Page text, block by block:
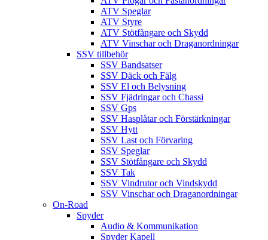
ATV Speglar
ATV Styre
ATV Stötfångare och Skydd
ATV Vinschar och Draganordningar
SSV tillbehör
SSV Bandsatser
SSV Däck och Fälg
SSV El och Belysning
SSV Fjädringar och Chassi
SSV Gps
SSV Hasplåtar och Förstärkningar
SSV Hytt
SSV Last och Förvaring
SSV Speglar
SSV Stötfångare och Skydd
SSV Tak
SSV Vindrutor och Vindskydd
SSV Vinschar och Draganordningar
On-Road
Spyder
Audio & Kommunikation
Spyder Kapell